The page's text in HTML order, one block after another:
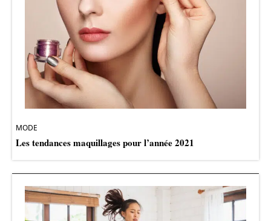
MODE
Les tendances maquillages pour l’année 2021